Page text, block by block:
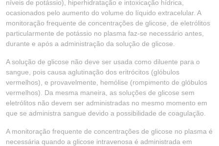
níveis de potássio), hiperhidratação e intoxicação hídrica,
ocasionados pelo aumento do volume do líquido extracelular. A
monitoração frequente de concentrações de glicose, de eletrólitos
particularmente de potássio no plasma faz-se necessário antes,
durante e após a administração da solução de glicose.
A solução de glicose não deve ser usada como diluente para o
sangue, pois causa aglutinação dos eritrócitos (glóbulos
vermelhos), e provavelmente, hemólise (rompimento de glóbulos
vermelhos). Da mesma maneira, as soluções de glicose sem
eletrólitos não devem ser administradas no mesmo momento em
que se administra sangue devido a possibilidade de coagulação.
A monitoração frequente de concentrações de glicose no plasma é
necessária quando a glicose intravenosa é administrada em